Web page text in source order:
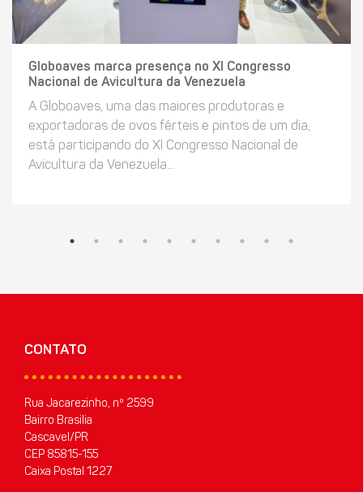
Globoaves marca presença no XI Congresso
Nacional de Avicultura da Venezuela
A Globoaves, uma das maiores produtoras e
exportadoras de ovos férteis e pintos de um dia,
está participando do XI Congresso Nacional de
Avicultura da Venezuela...
CONTATO
Rua Jacarezinho, nº 2599
Bairro Brasilia
Cascavel/PR
CEP 85815-155
Caixa Postal 1227